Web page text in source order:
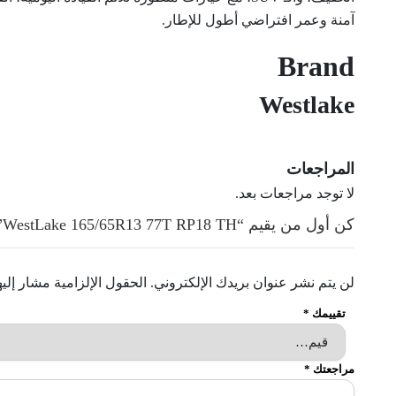
آمنة وعمر افتراضي أطول للإطار.
Brand
Westlake
المراجعات
لا توجد مراجعات بعد.
كن أول من يقيم “WestLake 165/65R13 77T RP18 TH”
لن يتم نشر عنوان بريدك الإلكتروني. الحقول الإلزامية مشار
تقييمك *
مراجعتك *